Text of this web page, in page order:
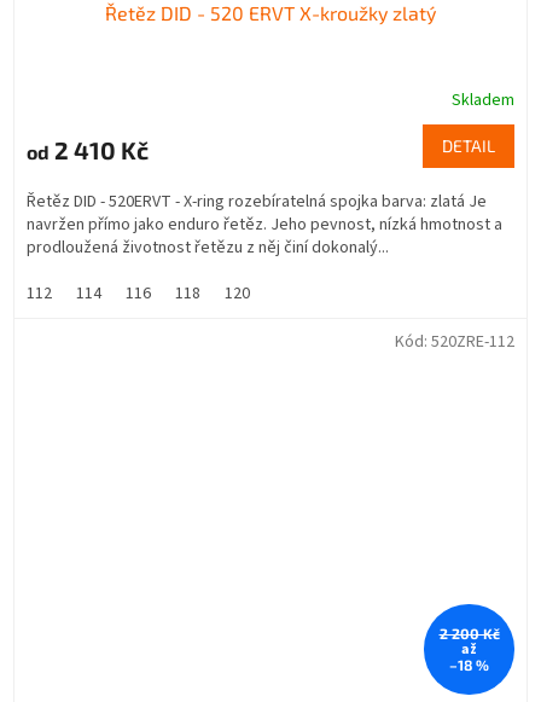
Řetěz DID - 520 ERVT X-kroužky zlatý
Skladem
od 2 410 Kč DETAIL
Řetěz DID - 520ERVT - X-ring rozebíratelná spojka barva: zlatá Je
navržen přímo jako enduro řetěz. Jeho pevnost, nízká hmotnost a
prodloužená životnost řetězu z něj činí dokonalý...
112
114 116 118 120
2 200 Kč
až
–18 %
Kód: 520ZRE-112